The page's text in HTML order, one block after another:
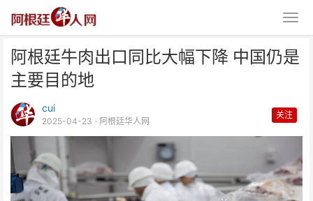
阿根廷牛肉出口同比大幅下降 中国仍是
主要目的地
cui
2025-04-23 · 阿根廷华人网
关注
阿根廷牛肉出口同比大幅下降 中
国仍是主要目的地